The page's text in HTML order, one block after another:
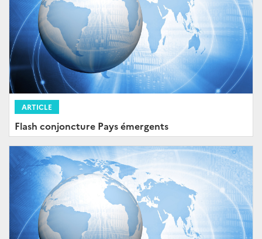
ARTICLE
Flash conjoncture Pays émergents